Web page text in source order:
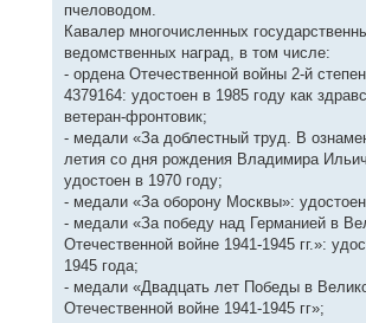
пчеловодом.
Кавалер многочисленных
ведомственных наград, в том числе:
- ордена Отечественной войны 2-й
4379164: удостоен в 1985 году как
ветеран-фронтовик;
- медали «За доблестный труд. В
летия со дня рождения Владимира
удостоен в 1970 году;
- медали «За оборону Москвы»:
- медали «За победу над Германией в
Отечественной войне 1941-1945 гг.»:
1945 года;
- медали «Двадцать лет Победы в
Отечественной войне 1941-1945 гг»;